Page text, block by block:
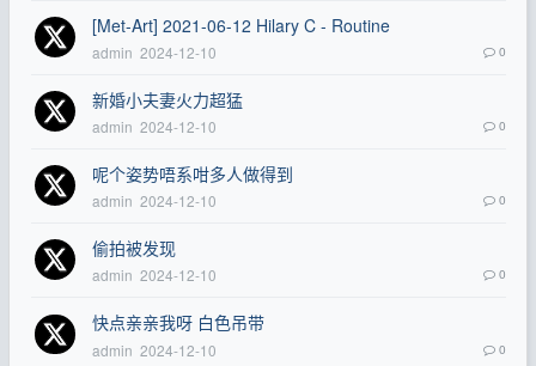
[Met-Art] 2021-06-12 Hilary C - Routine
admin 2024-12-10 0
新婚小夫妻火力超猛
admin 2024-12-10 0
呢个姿势唔系咁多人做得到
admin 2024-12-10 0
偷拍被发现
admin 2024-12-10 0
快点亲亲我呀 白色吊带
admin 2024-12-10 0